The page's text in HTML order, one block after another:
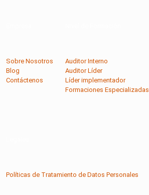
Sobre Nosotros
Blog
Contáctenos
Auditor Interno
Auditor Líder
Líder implementador
Formaciones Especializadas
Políticas de Tratamiento de Datos Personales